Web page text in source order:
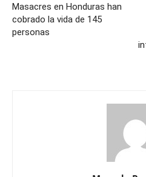
Masacres en Honduras han
cobrado la vida de 145
personas